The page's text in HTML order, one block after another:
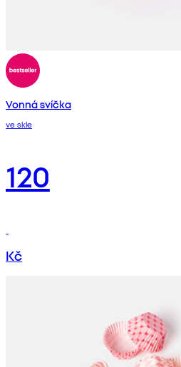
Vonná svíčka
ve skle
120
Kč